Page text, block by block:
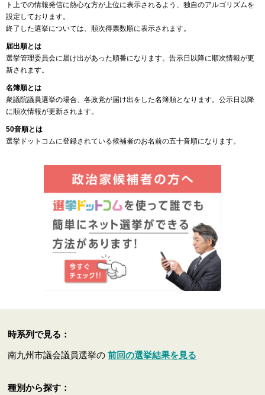
ト上での情報発信に熱心な方が上位に表示されるよう、独自のアルゴリズムを
設定しております。
終了した選挙については、順次得票数順に表示されます。
届出順とは
選挙管理委員会に届け出があった順番になります。告示日以降に順次情報が更
新されます。
名簿順とは
衆議院議員選挙の場合、各政党が届け出をした名簿順となります。公示日以降
に順次情報が更新されます。
50音順とは
選挙ドットコムに登録されている候補者のお名前の五十音順になります。
時系列で見る：
南九州市議会議員選挙の前回の選挙結果を見る
種別から探す：